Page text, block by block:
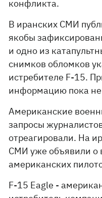
конфликта.
В иранских СМИ
якобы
и одно из
снимков обломков
истребителе F-15.
информацию пока
Американские
запросы
отреагировали. На
СМИ уже объявили о
американских
F-15 Eagle -